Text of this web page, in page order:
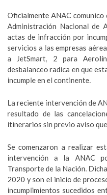
Oficialmente ANAC
Administración Nacional de
actas de infracción por
servicios a las empresas
a JetSmart, 2 para
desbalanceo radica en que
incumple en el continente.
La reciente intervención de
resultado de las
itinerarios sin previo aviso
Se comenzaron a realizar
intervención a la ANAC
Transporte de la Nación.
2020 y son el inicio de
incumplimientos sucedidos